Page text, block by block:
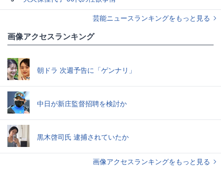
芸能ニュースランキングをもっと見る
画像アクセスランキング
朝ドラ 次週予告に「ゲンナリ」
中日が新庄監督招聘を検討か
黒木啓司氏 逮捕されていたか
画像アクセスランキングをもっと見る